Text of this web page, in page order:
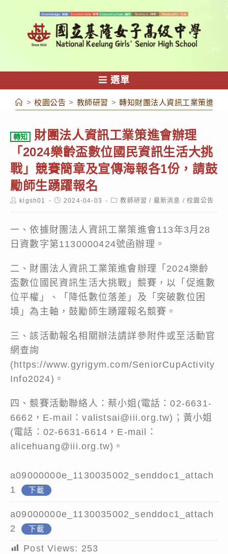
容
選單
> 校園公告 > 教師研習 > 轉知財團法人資訊工業策進會
轉知
財團法人資訊工業策進會辦理
「2024樂齡盃數位國民資訊生活大挑
戰」競賽簡章及宣傳海報各1份，請鼓
勵師生踴躍報名
Postklgsh01
Post2024-04-03
Post教師研習 / 最新消息 / 校園公告
一、依據財團法人資訊工業策進會113年3月28
日資數字第1130000424號函辦理。
二、財團法人資訊工業策進會辦理「2024樂齡
盃數位國民資訊生活大挑戰」競賽，以「促進數
位平權」、「降低數位落差」及「突破數位困
境」為主軸，鼓勵師生踴躍報名競賽。
三、該活動報名相關辦法請詳參附件或至活動官
網查詢
(https://www.gyrigym.com/SeniorCupActivity
Info2024)。
四、競賽活動聯絡人：蔡小姐(電話：02-6631-
6662，E-mail：valistsai@iii.org.tw)；黃小姐
(電話：02-6631-6614，E-mail：
alicehuang@iii.org.tw)。
a09000000e_1130035002_senddoc1_attach
1
下載
a09000000e_1130035002_senddoc1_attach
2
下載
Post Views: 253